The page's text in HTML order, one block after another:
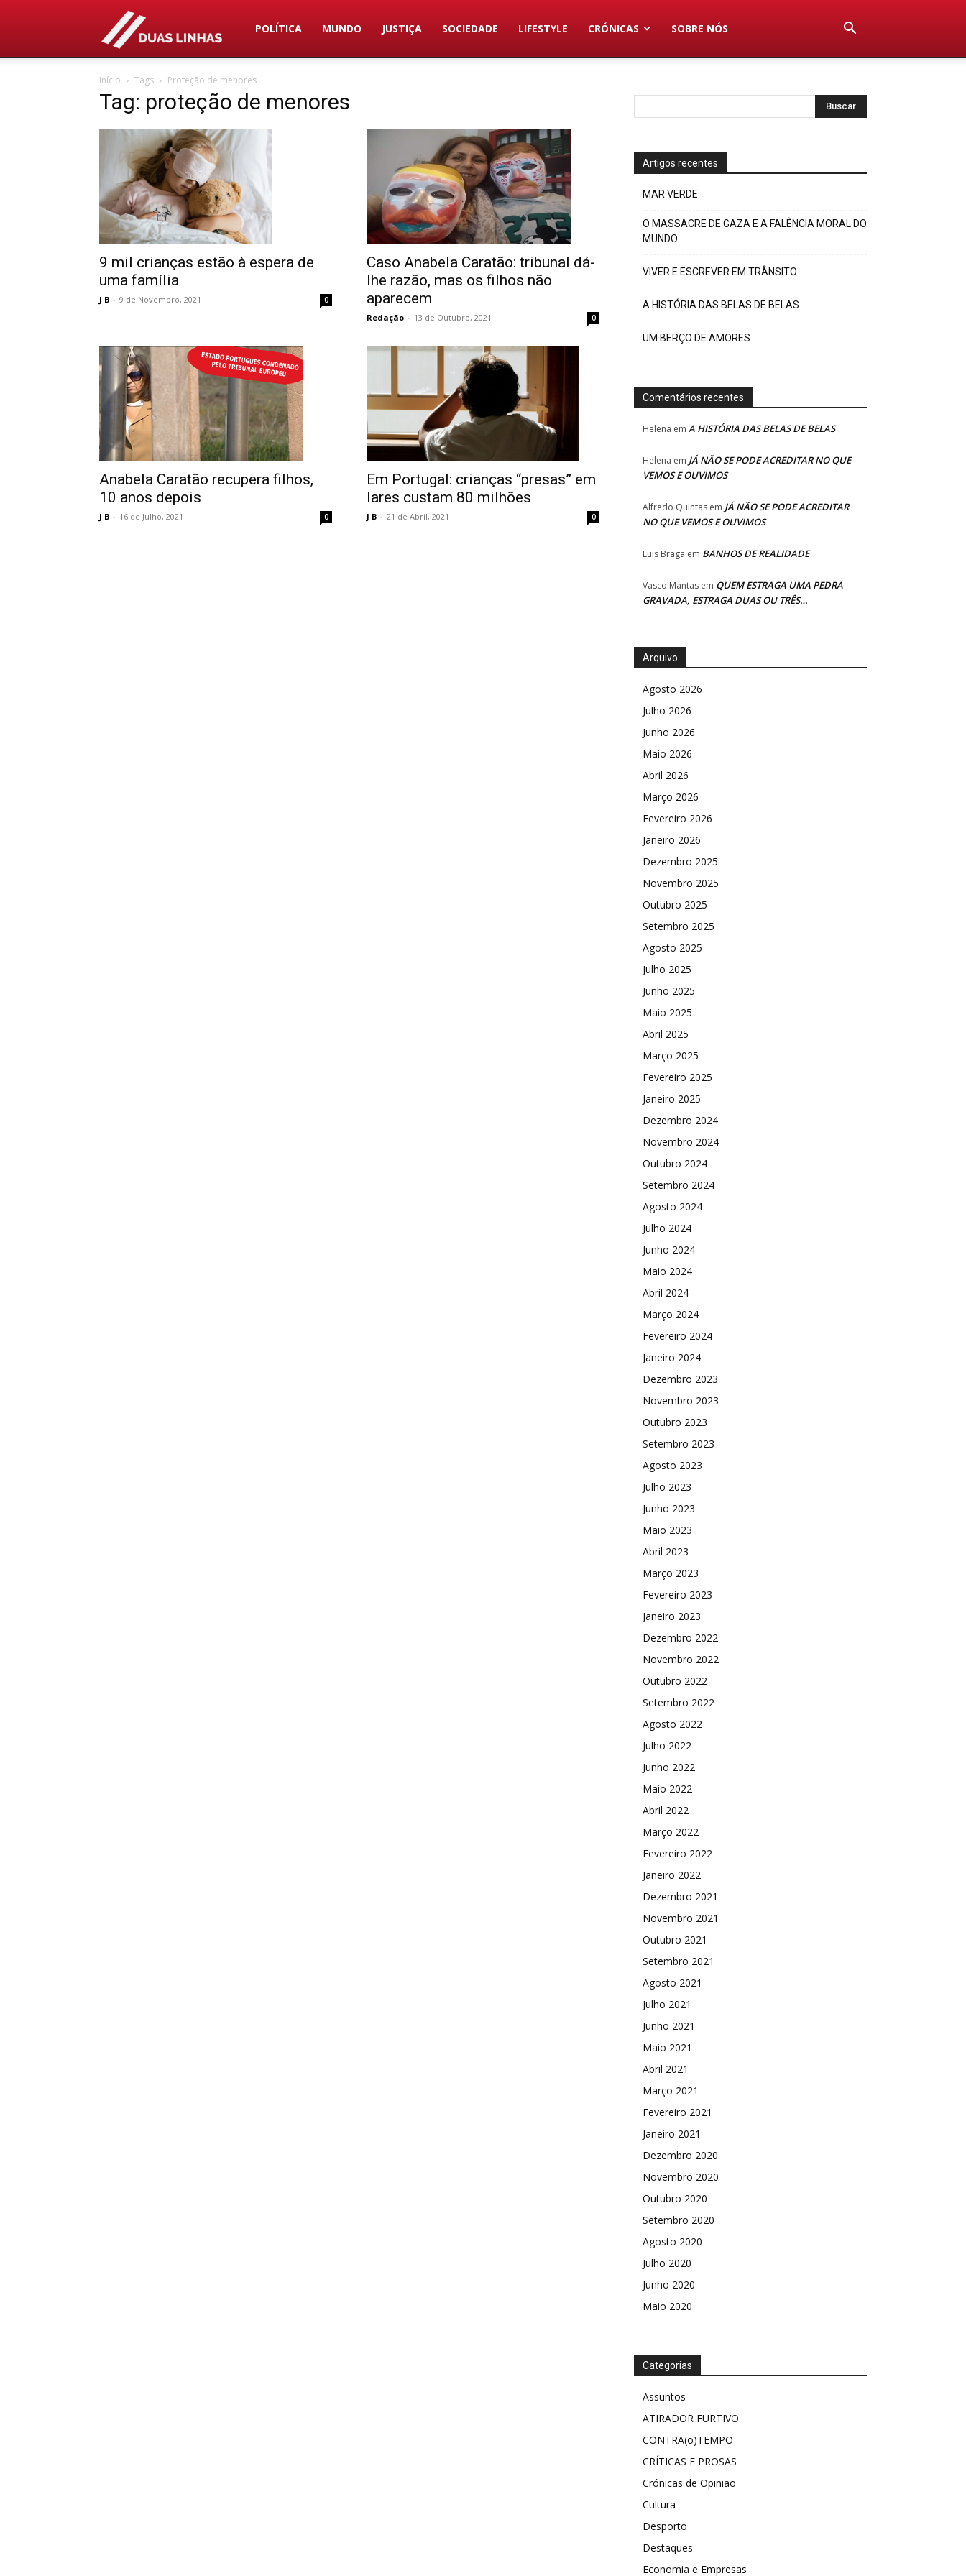
Duas
Linhas
POLÍTICA MUNDO JUSTIÇA SOCIEDADE LIFESTYLE CRÓNICAS SOBRE NÓS
Início Tags Proteção de menores
Tag: proteção de menores
9 mil crianças estão à espera de
uma família
J B - 9 de Novembro, 2021 0
Caso Anabela Caratão: tribunal dá-
lhe razão, mas os filhos não
aparecem
Redação - 13 de Outubro, 2021 0
Anabela Caratão recupera filhos,
10 anos depois
J B - 16 de Julho, 2021 0
Em Portugal: crianças “presas” em
lares custam 80 milhões
J B - 21 de Abril, 2021 0
Artigos recentes
MAR VERDE
O MASSACRE DE GAZA E A FALÊNCIA MORAL DO
MUNDO
VIVER E ESCREVER EM TRÂNSITO
A HISTÓRIA DAS BELAS DE BELAS
UM BERÇO DE AMORES
Comentários recentes
Helena em A HISTÓRIA DAS BELAS DE BELAS
Helena em JÁ NÃO SE PODE ACREDITAR NO QUE
VEMOS E OUVIMOS
Alfredo Quintas em JÁ NÃO SE PODE ACREDITAR
NO QUE VEMOS E OUVIMOS
Luis Braga em BANHOS DE REALIDADE
Vasco Mantas em QUEM ESTRAGA UMA PEDRA
GRAVADA, ESTRAGA DUAS OU TRÊS…
Arquivo
Agosto 2026
Julho 2026
Junho 2026
Maio 2026
Abril 2026
Março 2026
Fevereiro 2026
Janeiro 2026
Dezembro 2025
Novembro 2025
Outubro 2025
Setembro 2025
Agosto 2025
Julho 2025
Junho 2025
Maio 2025
Abril 2025
Março 2025
Fevereiro 2025
Janeiro 2025
Dezembro 2024
Novembro 2024
Outubro 2024
Setembro 2024
Agosto 2024
Julho 2024
Junho 2024
Maio 2024
Abril 2024
Março 2024
Fevereiro 2024
Janeiro 2024
Dezembro 2023
Novembro 2023
Outubro 2023
Setembro 2023
Agosto 2023
Julho 2023
Junho 2023
Maio 2023
Abril 2023
Março 2023
Fevereiro 2023
Janeiro 2023
Dezembro 2022
Novembro 2022
Outubro 2022
Setembro 2022
Agosto 2022
Julho 2022
Junho 2022
Maio 2022
Abril 2022
Março 2022
Fevereiro 2022
Janeiro 2022
Dezembro 2021
Novembro 2021
Outubro 2021
Setembro 2021
Agosto 2021
Julho 2021
Junho 2021
Maio 2021
Abril 2021
Março 2021
Fevereiro 2021
Janeiro 2021
Dezembro 2020
Novembro 2020
Outubro 2020
Setembro 2020
Agosto 2020
Julho 2020
Junho 2020
Maio 2020
Categorias
Assuntos
ATIRADOR FURTIVO
CONTRA(o)TEMPO
CRÍTICAS E PROSAS
Crónicas de Opinião
Cultura
Desporto
Destaques
Economia e Empresas